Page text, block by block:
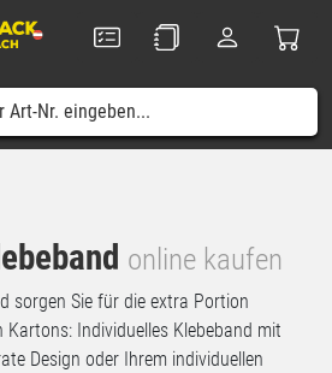
online kaufen
sorgen Sie für die extra Portion
Individuelles Klebeband mit
Design oder Ihrem individuellen